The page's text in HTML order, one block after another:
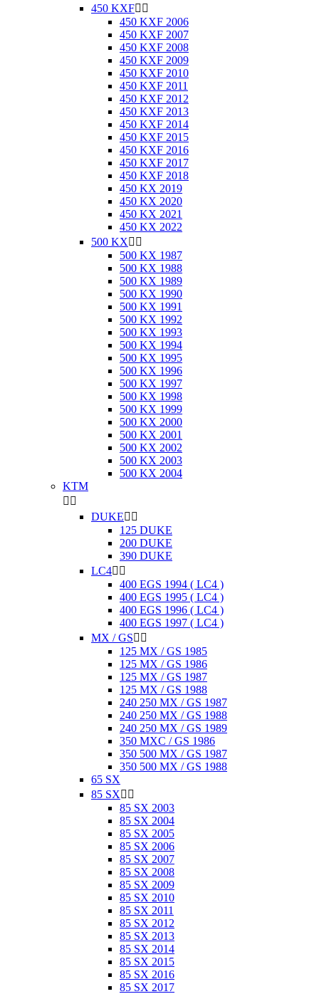
450 KXF 
450 KXF 2006
450 KXF 2007
450 KXF 2008
450 KXF 2009
450 KXF 2010
450 KXF 2011
450 KXF 2012
450 KXF 2013
450 KXF 2014
450 KXF 2015
450 KXF 2016
450 KXF 2017
450 KXF 2018
450 KX 2019
450 KX 2020
450 KX 2021
450 KX 2022
500 KX 
500 KX 1987
500 KX 1988
500 KX 1989
500 KX 1990
500 KX 1991
500 KX 1992
500 KX 1993
500 KX 1994
500 KX 1995
500 KX 1996
500 KX 1997
500 KX 1998
500 KX 1999
500 KX 2000
500 KX 2001
500 KX 2002
500 KX 2003
500 KX 2004
KTM
 
DUKE 
125 DUKE
200 DUKE
390 DUKE
LC4 
400 EGS 1994 ( LC4 )
400 EGS 1995 ( LC4 )
400 EGS 1996 ( LC4 )
400 EGS 1997 ( LC4 )
MX / GS 
125 MX / GS 1985
125 MX / GS 1986
125 MX / GS 1987
125 MX / GS 1988
240 250 MX / GS 1987
240 250 MX / GS 1988
240 250 MX / GS 1989
350 MXC / GS 1986
350 500 MX / GS 1987
350 500 MX / GS 1988
65 SX
85 SX 
85 SX 2003
85 SX 2004
85 SX 2005
85 SX 2006
85 SX 2007
85 SX 2008
85 SX 2009
85 SX 2010
85 SX 2011
85 SX 2012
85 SX 2013
85 SX 2014
85 SX 2015
85 SX 2016
85 SX 2017